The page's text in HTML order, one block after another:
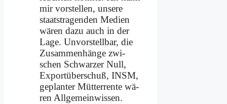
mir vor­stel­len, un­se­re
staats­tra­gen­den Me­di­en
wä­ren da­zu auch in der
La­ge. Un­vor­stell­bar, die
Zu­sam­men­hän­ge zwi­
schen Schwar­zer Null,
Ex­port­über­schuß, INSM,
ge­plan­ter Müt­ter­ren­te wä­
ren All­ge­mein­wis­sen.